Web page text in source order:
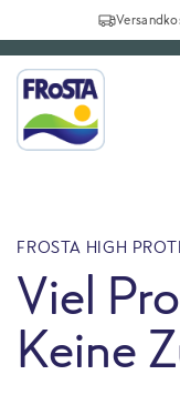
FROSTA HIGH
Viel
Keine